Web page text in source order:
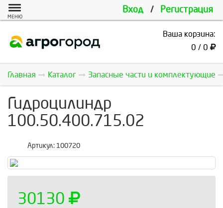
Вход / Регистрация
МЕНЮ
Ваша корзина:
0 / 0
Главная Каталог Запасные части и комплектующие
Гидроцилиндр
100.50.400.715.02
Артикул: 100720
30130